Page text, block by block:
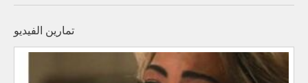
تمارين الفيديو